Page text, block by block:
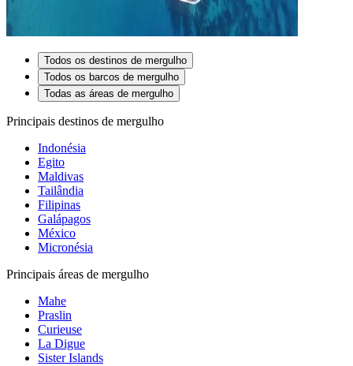
Todos os destinos de mergulho
Todos os barcos de mergulho
Todas as áreas de mergulho
Principais destinos de mergulho
Indonésia
Egito
Maldivas
Tailândia
Filipinas
Galápagos
México
Micronésia
Principais áreas de mergulho
Mahe
Praslin
Curieuse
La Digue
Sister Islands